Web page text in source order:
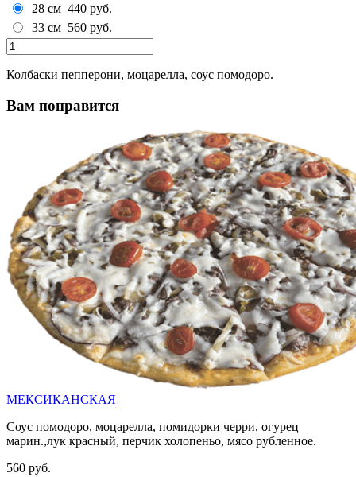
28 см 440 руб.
33 см 560 руб.
Колбаски пепперони, моцарелла, соус помодоро.
Вам понравится
МЕКСИКАНСКАЯ
Соус помодоро, моцарелла, помидорки черри, огурец
марин.,лук красный, перчик холопеньо, мясо рубленное.
560 руб.